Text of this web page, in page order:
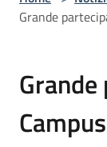
Grande